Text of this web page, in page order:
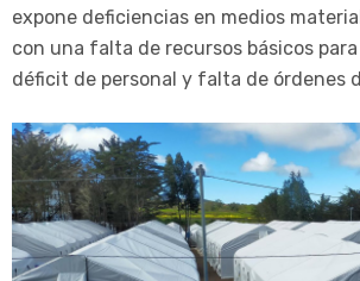
expone deficiencias en medios
con una falta de recursos básicos
déficit de personal y falta de órdenes